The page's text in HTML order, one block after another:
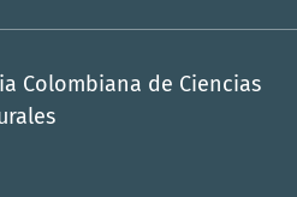
Colombiana de Ciencias